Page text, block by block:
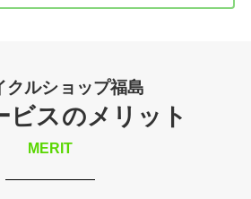
クルショップ福島
ビスのメリット
MERIT